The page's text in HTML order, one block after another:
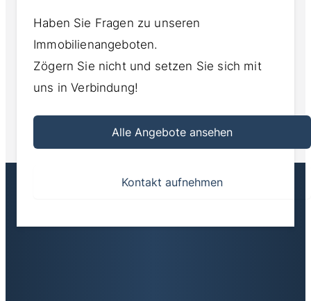
Haben Sie Fragen zu unseren
Immobilienangeboten.
Zögern Sie nicht und setzen Sie sich mit
uns in Verbindung!
Alle Angebote ansehen
Kontakt aufnehmen